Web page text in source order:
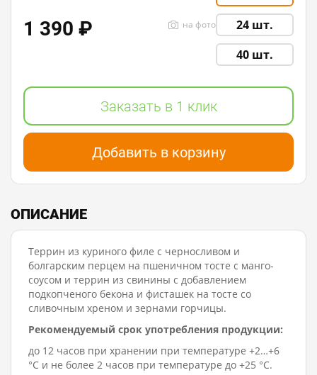
24 шт.
на фото
40 шт.
1 390 ₽
Заказать в 1 клик
Добавить в корзину
ОПИСАНИЕ
Террин из куриного филе с черносливом и
болгарским перцем на пшеничном тосте с манго-
соусом и террин из свинины с добавлением
подкопченого бекона и фисташек на тосте со
сливочным хреном и зернами горчицы.
Рекомендуемый срок употребления продукции:
до 12 часов при хранении при температуре +2…+6
°C и не более 2 часов при температуре до +25 °C.